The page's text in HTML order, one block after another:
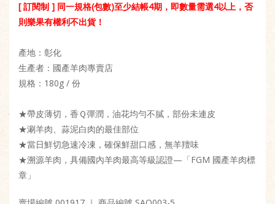
[ 訂閱制 ] 同一規格(包數)至少結帳4期，即數量需選4以上，否
則樂果有權利不出貨！
產地：彰化
生產者：國產羊肉專賣店
規格：180g / 份
★帶皮薄切，香Ｑ彈潤，油花均勻不膩，部份未連皮
★涮羊肉、蒜泥白肉的最佳部位
★當日鮮切急速冷凍，確保鮮甜口感，無羊羶味
★溯源羊肉，具備國內羊肉最高等級認證—「FGM 國產羊肉標
章」